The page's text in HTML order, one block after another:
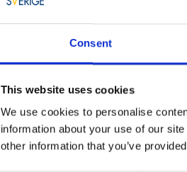
Consent
This website uses cookies
We use cookies to personalise
information about your use of our
other information that you’ve
8 hotell- och
Guidade